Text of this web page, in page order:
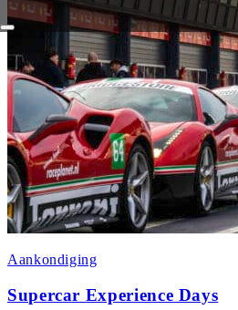
Aankondiging
Supercar Experience Days